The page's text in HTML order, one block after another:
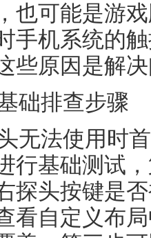
也可能是游
手机系统的
些原因是解
础排查步骤
无法使用时
行基础测试
探头按键是
看自定义布